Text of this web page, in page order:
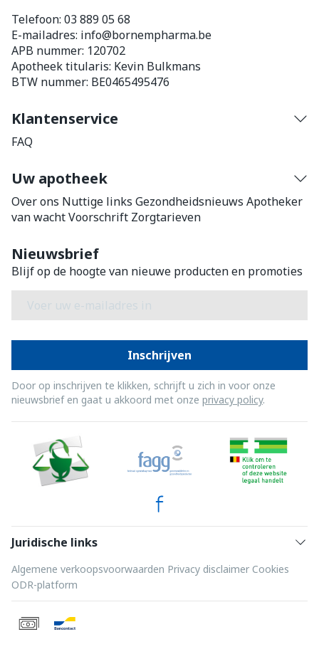
Telefoon: 03 889 05 68
E-mailadres: info@bornempharma.be
APB nummer: 120702
Apotheek titularis: Kevin Bulkmans
BTW nummer: BE0465495476
Klantenservice
FAQ
Uw apotheek
Over ons Nuttige links Gezondheidsnieuws Apotheker
van wachtVoorschrift Zorgtarieven
Nieuwsbrief
Blijf op de hoogte van nieuwe producten en promoties
Inschrijven
Door op inschrijven te klikken, schrijft u zich in voor onze
nieuwsbrief en gaat u akkoord met onze privacy policy.
Juridische links
Algemene verkoopsvoorwaarden Privacy disclaimer Cookies
ODR-platform